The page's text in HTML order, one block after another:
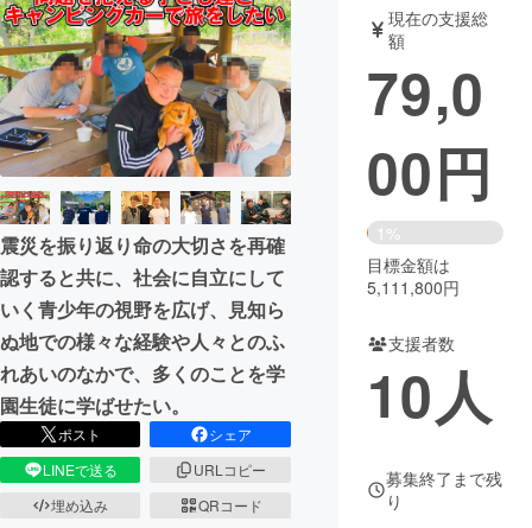
アート・写真 音楽
テクノロジー・ガジェット ゲーム・
映像・映画 書籍・雑誌
ビジネス・起業 チャレンジ
まちづくり・地域活性化
CAMPFIRE for Social Good
CAMPFIRE Creation
CAMPFIREふるさと納税machi-ya コミュニティ
震災を振り返り命の大切さを再確
認すると共に、社会に自立にして
いく青少年の視野を広げ、見知ら
ぬ地での様々な経験や人々とのふ
れあいのなかで、多くのことを学
園生徒に学ばせたい。
ポスト
シェア
LINEで送る
URLコピー
埋め込み
QRコード
現在の支援総
額
79,0
00円
1%
目標金額は
5,111,800円
支援者数
10人
募集終了まで残
り